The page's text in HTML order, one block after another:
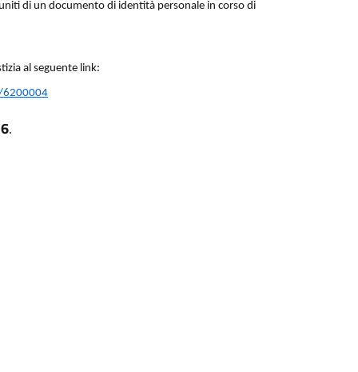
di un documento di identità personale in corso di
al seguente link:
6200004
.